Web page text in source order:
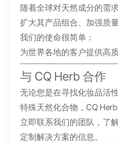
随着全球对天然成分的需
扩大其产品组合、加强质
我们的使命很简单：
为世界各地的客户提供高
与 CQ Herb 合作
无论您是在寻找化妆品活
特殊天然化合物，CQ
立即联系我们的团队，了
定制解决方案的信息。